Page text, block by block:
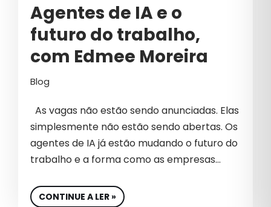
COMUNICAÇÃO CORPORATIVA
COSMÉTICOS
CRESCIMENTO
CRIAÇÃO DE CONTEÚDO
Agentes de IA e o
futuro do trabalho,
com Edmee Moreira
Blog
As vagas não estão sendo anunciadas. Elas
simplesmente não estão sendo abertas. Os
agentes de IA já estão mudando o futuro do
trabalho e a forma como as empresas…
CONTINUE A LER »